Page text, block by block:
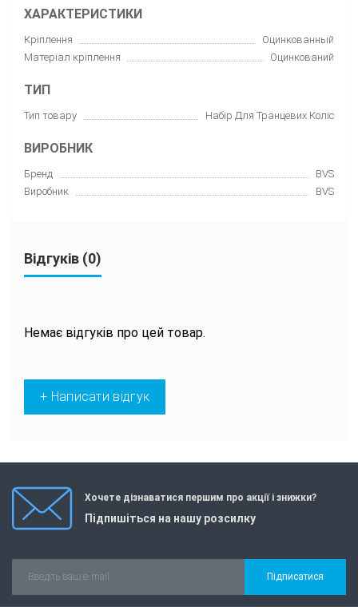
ХАРАКТЕРИСТИКИ
Кріплення
Оцинкованный
Матеріал кріплення
Оцинкований
ТИП
Тип товару Набір Для Транцевиx Коліс
ВИРОБНИК
Бренд
BVS
Виробник
BVS
Відгуків (0)
Немає відгуків про цей товар.
+ Написати відгук
Хочете дізнаватися першим про акції і знижки?
Підпишіться на нашу розсилку
Підписатися